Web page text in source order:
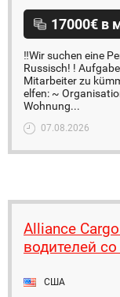
17000€ в
‼Wir suchen eine
Russisch! !
Mitarbeiter zu
elfen: ~
Wohnung...
07.08.2026
Alliance
водителей
США